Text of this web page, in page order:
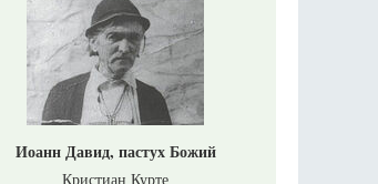
Иоанн Давид, пастух Божий
Кристиан Курте